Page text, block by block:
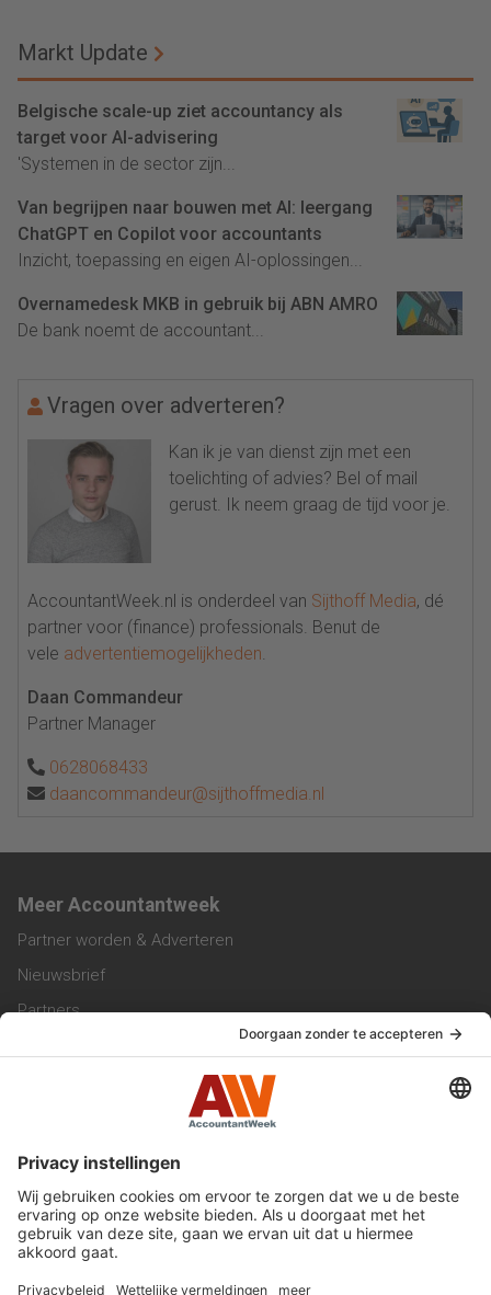
Markt Update
Belgische scale-up ziet accountancy als
target voor AI-advisering
'Systemen in de sector zijn...
Van begrijpen naar bouwen met AI: leergang
ChatGPT en Copilot voor accountants
Inzicht, toepassing en eigen AI-oplossingen...
Overnamedesk MKB in gebruik bij ABN AMRO
De bank noemt de accountant...
Vragen over adverteren?
Kan ik je van dienst zijn met een
toelichting of advies? Bel of mail
gerust. Ik neem graag de tijd voor je.
AccountantWeek.nl is onderdeel van Sijthoff Media, dé
partner voor (finance) professionals. Benut de
vele advertentiemogelijkheden.
Daan Commandeur
Partner Manager
0628068433
daancommandeur@sijthoffmedia.nl
Meer Accountantweek
Partner worden & Adverteren
Nieuwsbrief
Partners
Werken bij ons
Privacy Statement
Algemene Voorwaarden
Privacyinstellingen